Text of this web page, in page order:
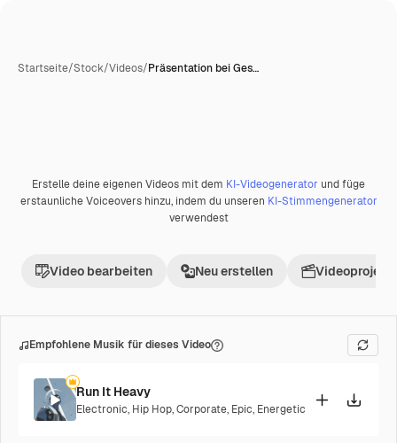
Startseite/Stock/Videos/Präsentation bei Ges…
Erstelle deine eigenen Videos mit dem KI-Videogenerator und füge
erstaunliche Voiceovers hinzu, indem du unseren KI-Stimmengenerator
verwendest
Video bearbeiten Neu erstellen Videoprojekt
Empfohlene Musik für dieses Video
Run It Heavy
Electronic, Hip Hop,Corporate, Epic, Energetic